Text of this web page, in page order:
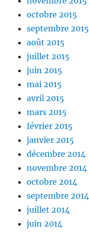
octobre 2015
septembre 2015
août 2015
juillet 2015
juin 2015
mai 2015
avril 2015
mars 2015
février 2015
janvier 2015
décembre 2014
novembre 2014
octobre 2014
septembre 2014
juillet 2014
juin 2014